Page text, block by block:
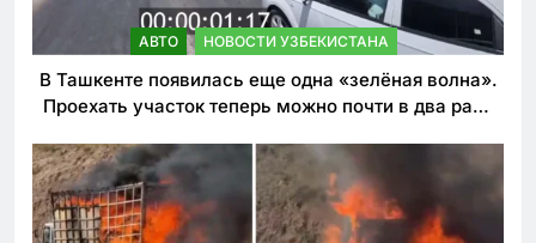
АВТО НОВОСТИ УЗБЕКИСТАНА
В Ташкенте появилась еще одна «зелёная волна».
Проехать участок теперь можно почти в два раза